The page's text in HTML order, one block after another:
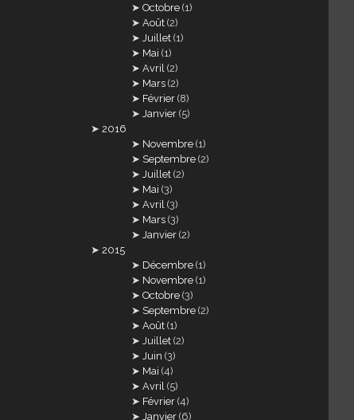
Octobre (1)
Août (2)
Juillet (1)
Mai (1)
Avril (2)
Mars (2)
Février (8)
Janvier (5)
2016
Novembre (1)
Septembre (2)
Juillet (2)
Mai (3)
Avril (3)
Mars (3)
Janvier (2)
2015
Décembre (1)
Novembre (1)
Octobre (3)
Septembre (2)
Août (1)
Juillet (2)
Juin (3)
Mai (4)
Avril (5)
Février (4)
Janvier (6)